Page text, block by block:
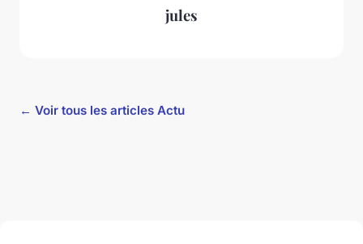
jules
← Voir tous les articles Actu